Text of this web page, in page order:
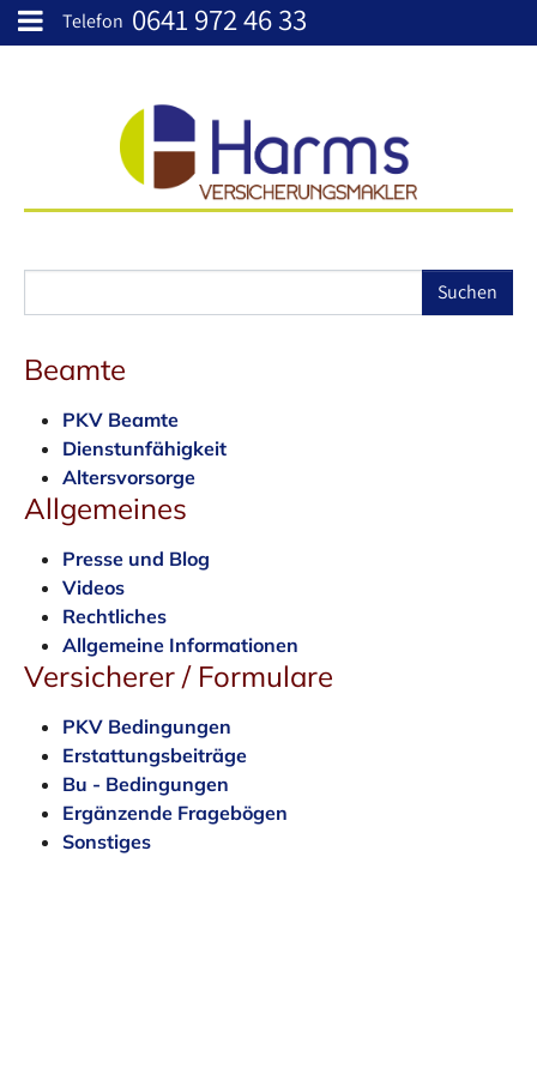
Skip to main content
Telefon 0641 972 46 33
Beamte
PKV Beamte
Dienstunfähigkeit
Altersvorsorge
Allgemeines
Presse und Blog
Videos
Rechtliches
Allgemeine Informationen
Versicherer / Formulare
PKV Bedingungen
Erstattungsbeiträge
Bu - Bedingungen
Ergänzende Fragebögen
Sonstiges